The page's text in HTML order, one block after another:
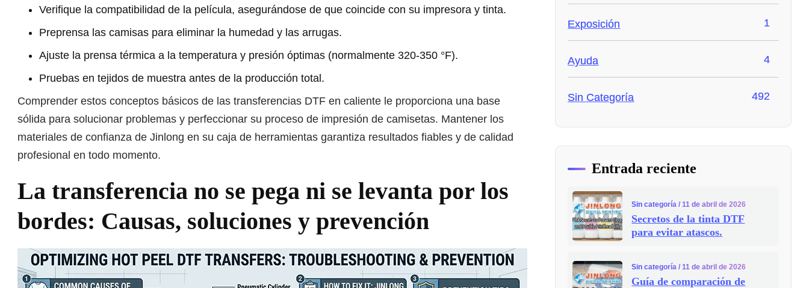
Verifique la compatibilidad de la película, asegurándose de que coincide con su impresora y tinta.
Preprensa las camisas para eliminar la humedad y las arrugas.
Ajuste la prensa térmica a la temperatura y presión óptimas (normalmente 320-350 °F).
Pruebas en tejidos de muestra antes de la producción total.
Comprender estos conceptos básicos de las transferencias DTF en caliente le proporciona una base
sólida para solucionar problemas y perfeccionar su proceso de impresión de camisetas. Mantener los
materiales de confianza de Jinlong en su caja de herramientas garantiza resultados fiables y de calidad
profesional en todo momento.
La transferencia no se pega ni se levanta por los
bordes: Causas, soluciones y prevención
Exposición 1
Ayuda 4
Sin Categoría 492
Entrada reciente
Sin categoría / 11 de abril de 2026
Secretos de la tinta DTF
para evitar atascos.
Sin categoría / 11 de abril de 2026
Guía de comparación de